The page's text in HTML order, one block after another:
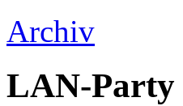
Archiv
LAN-Party